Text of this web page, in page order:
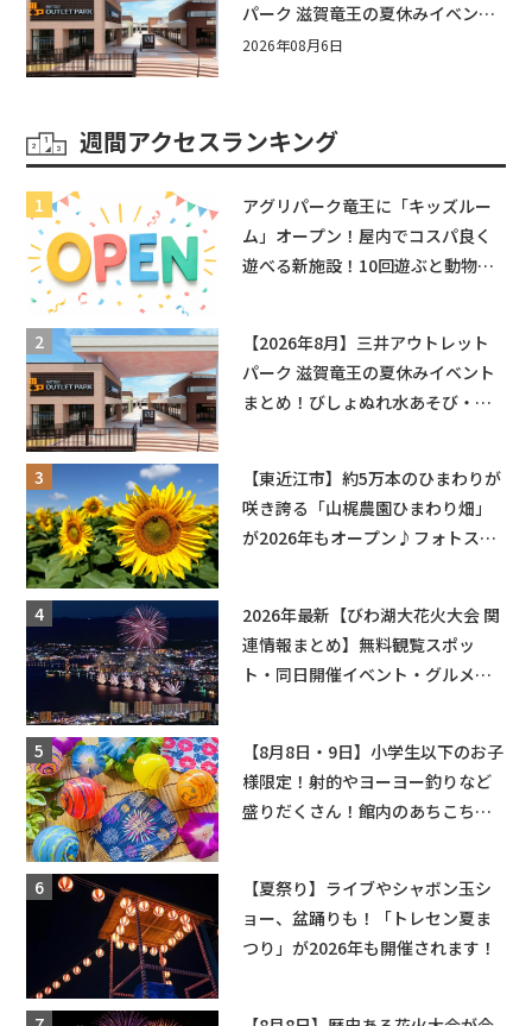
パーク 滋賀竜王の夏休みイベント
まとめ！びしょぬれ水あそび・激
2026年08月6日
週間アクセスランキング
アグリパーク竜王に「キッズルー
ム」オープン！屋内でコスパ良く
遊べる新施設！10回遊ぶと動物触
【2026年8月】三井アウトレット
パーク 滋賀竜王の夏休みイベント
まとめ！びしょぬれ水あそび・激
【東近江市】約5万本のひまわりが
咲き誇る「山梶農園ひまわり畑」
が2026年もオープン♪フォトスポ
2026年最新【びわ湖大花火大会 関
連情報まとめ】無料観覧スポッ
ト・同日開催イベント・グルメマ
【8月8日・9日】小学生以下のお子
様限定！射的やヨーヨー釣りなど
盛りだくさん！館内のあちこちに
【夏祭り】ライブやシャボン玉シ
ョー、盆踊りも！「トレセン夏ま
つり」が2026年も開催されます！